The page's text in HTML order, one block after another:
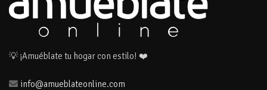
💡 ¡Amuéblate tu hogar con estilo! ❤️
info@amueblateonline.com